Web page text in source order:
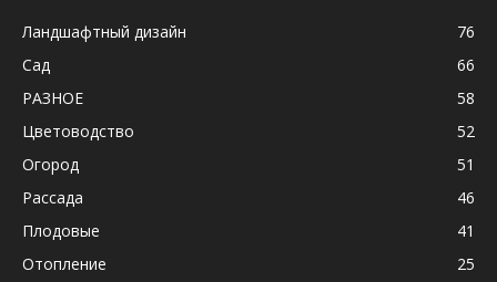
Ландшафтный дизайн
76
Сад
66
РАЗНОЕ
58
Цветоводство
52
Огород
51
Рассада
46
Плодовые
41
Отопление
25